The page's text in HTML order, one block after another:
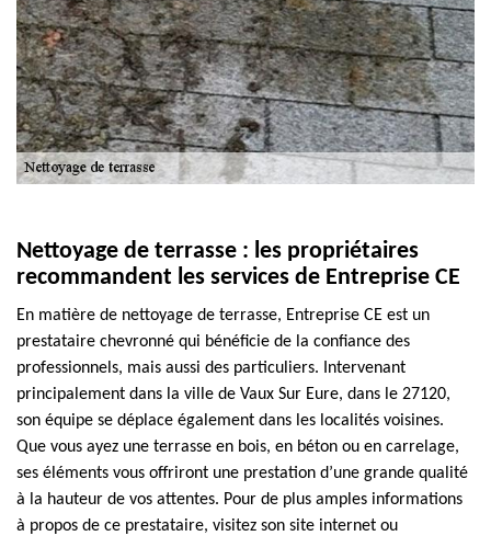
Nettoyage de terrasse : les propriétaires
recommandent les services de Entreprise CE
En matière de nettoyage de terrasse, Entreprise CE est un
prestataire chevronné qui bénéficie de la confiance des
professionnels, mais aussi des particuliers. Intervenant
principalement dans la ville de Vaux Sur Eure, dans le 27120,
son équipe se déplace également dans les localités voisines.
Que vous ayez une terrasse en bois, en béton ou en carrelage,
ses éléments vous offriront une prestation d’une grande qualité
à la hauteur de vos attentes. Pour de plus amples informations
à propos de ce prestataire, visitez son site internet ou